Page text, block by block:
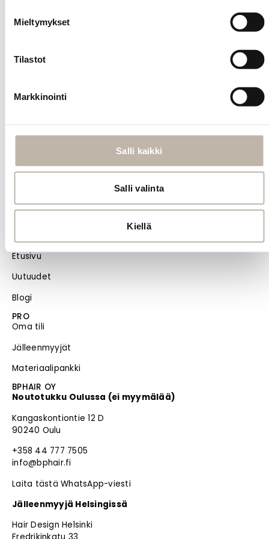
Mieltymykset
Tilastot
Markkinointi
Salli kaikki
Salli valinta
Kiellä
tuotteesta
Toimitus- ja maksutavat
Tietosuoja- ja rekisteriseloste
Evästeiden hallinta
MENU
Etusivu
Uutuudet
Blogi
PRO
Oma tili
Jälleenmyyjät
Materiaalipankki
BPHAIR OY
Noutotukku Oulussa (ei myymälää)
Kangaskontiontie 12 D
90240 Oulu
+358 44 777 7505
info@bphair.fi
Laita tästä WhatsApp-viesti
Jälleenmyyjä Helsingissä
Hair Design Helsinki